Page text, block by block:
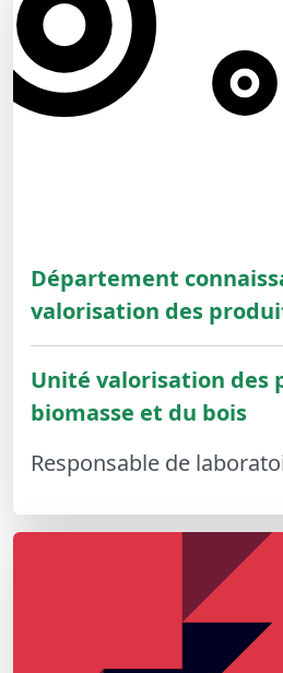
Département
valorisation des
Unité valorisation des
biomasse et du bois
Responsable de